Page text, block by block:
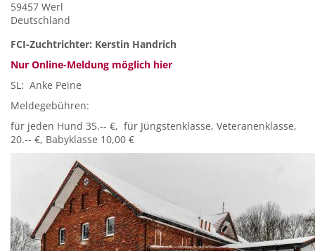
59457 Werl
Deutschland
FCI-Zuchtrichter: Kerstin Handrich
Nur Online-Meldung möglich hier
SL: Anke Peine
Meldegebühren:
für jeden Hund 35.-- €, für Jüngstenklasse, Veteranenklasse,
20.-- €, Babyklasse 10,00 €